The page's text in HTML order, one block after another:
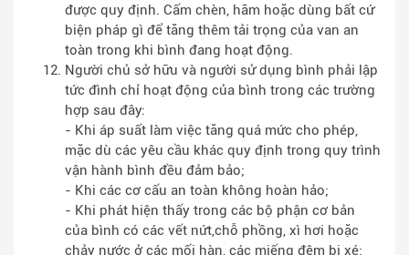
được quy định. Cấm chèn, hãm hoặc dùng bất cứ
biện pháp gì để tăng thêm tải trọng của van an
toàn trong khi bình đang hoạt động.
Người chủ sở hữu và người sử dụng bình phải lập
tức đình chỉ hoạt động của bình trong các trường
hợp sau đây:
- Khi áp suất làm việc tăng quá mức cho phép,
mặc dù các yêu cầu khác quy định trong quy trình
vận hành bình đều đảm bảo;
- Khi các cơ cấu an toàn không hoàn hảo;
- Khi phát hiện thấy trong các bộ phận cơ bản
của bình có các vết nứt,chỗ phồng, xì hơi hoặc
chảy nước ở các mối hàn, các miếng đệm bị xé;